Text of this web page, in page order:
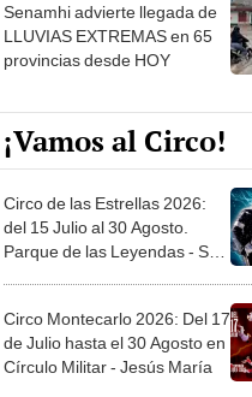
Senamhi advierte llegada de
LLUVIAS EXTREMAS en 65
provincias desde HOY
¡Vamos al Circo!
Circo de las Estrellas 2026:
del 15 Julio al 30 Agosto.
Parque de las Leyendas - San
Circo Montecarlo 2026: Del 17
de Julio hasta el 30 Agosto en
Círculo Militar - Jesús María